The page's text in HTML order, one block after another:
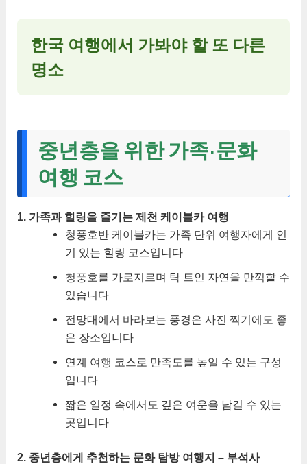
한국 여행에서 가봐야 할 또 다른
명소
중년층을 위한 가족·문화
여행 코스
1. 가족과 힐링을 즐기는 제천 케이블카 여행
청풍호반 케이블카는 가족 단위 여행자에게 인
기 있는 힐링 코스입니다
청풍호를 가로지르며 탁 트인 자연을 만끽할 수
있습니다
전망대에서 바라보는 풍경은 사진 찍기에도 좋
은 장소입니다
연계 여행 코스로 만족도를 높일 수 있는 구성
입니다
짧은 일정 속에서도 깊은 여운을 남길 수 있는
곳입니다
2. 중년층에게 추천하는 문화 탐방 여행지 – 부석사